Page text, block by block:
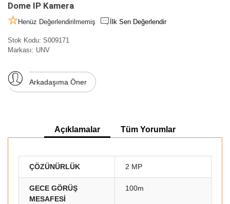
Dome IP Kamera
Henüz Değerlendirilmemiş İlk Sen Değerlendir
Stok Kodu: S009171
Markası: UNV
Arkadaşıma Öner
Açıklamalar Tüm Yorumlar
ÇÖZÜNÜRLÜK 2 MP
GECE GÖRÜŞ
MESAFESİ
100m